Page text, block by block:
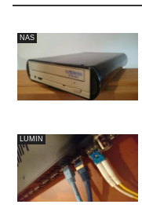
NAS
LUMIN